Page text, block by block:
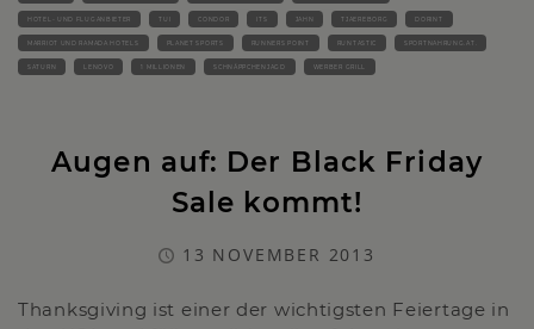
HOTEL- UND FLUGANBIETER TUI CONDOR ITS JAHN TJAEREBORG DORINT
MARRIOT UND RAMADA HOTELS PLANET SPORTS RUNNERS POINT RUNTASTIC SPORTNAHRUNG.AT.
SATURN LENOVO 1 MILLIONEN SCHNÄPPCHENJAGD WERBER GRILL
Augen auf: Der Black Friday
Sale kommt!
13 NOVEMBER 2013
Thanksgiving ist einer der wichtigsten Feiertage in